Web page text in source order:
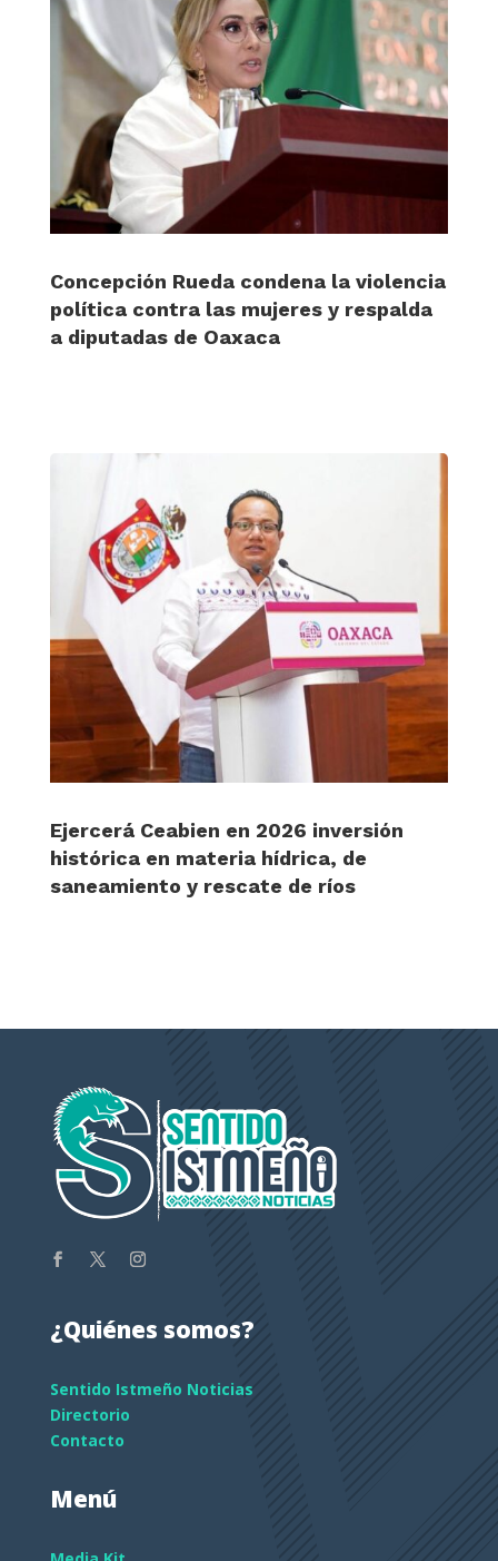
Concepción Rueda condena la violencia
política contra las mujeres y respalda
a diputadas de Oaxaca
Ejercerá Ceabien en 2026 inversión
histórica en materia hídrica, de
saneamiento y rescate de ríos
¿Quiénes somos?
Sentido Istmeño Noticias
Directorio
Contacto
Menú